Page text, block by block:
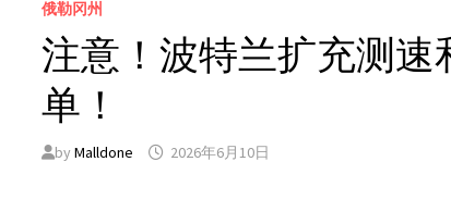
俄勒冈州
注意！波特兰扩充测速
单！
byMalldone 2026年6月10日